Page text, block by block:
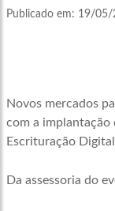
Publicado em: 19/05/
Novos mercados
com a implantação
Escrituração Digital
Da assessoria do